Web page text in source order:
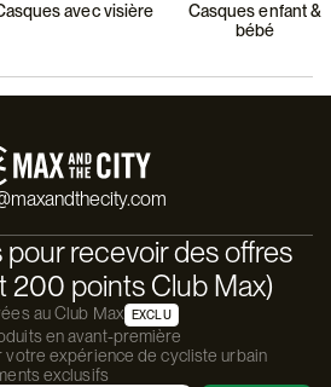
avec visière
Casques enfant &
bébé
recevoir des offres
200 points Club Max)
au Club Max EXCLU
en avant-première
expérience de cycliste urbain
exclusifs